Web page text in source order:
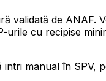
validată de
cu recipise
manual în SPV,